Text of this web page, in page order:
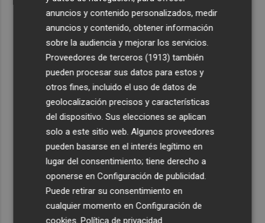
anuncios y contenido personalizados, medir
anuncios y contenido, obtener información
sobre la audiencia y mejorar los servicios.
Proveedores de terceros (1913) también
pueden procesar sus datos para estos y
otros fines, incluido el uso de datos de
geolocalización precisos y características
del dispositivo. Sus elecciones se aplican
solo a este sitio web. Algunos proveedores
pueden basarse en el interés legítimo en
lugar del consentimiento; tiene derecho a
oponerse enConfiguración de publicidad
Puede retirar su consentimiento en
cualquier momento enConfiguración de
cookies .Política de privacidad